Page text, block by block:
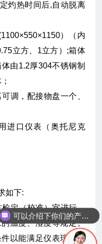
热时间后,自动脱离
）（内
立方、1立方）;箱体
由1.2厚304不锈钢制
，配接物盘一个、
口仪表（奥托尼克
如下:
定（校准）室进行，
温度、湿度等规定。
以能满足仪表现场使
可以介绍下你们的产品么